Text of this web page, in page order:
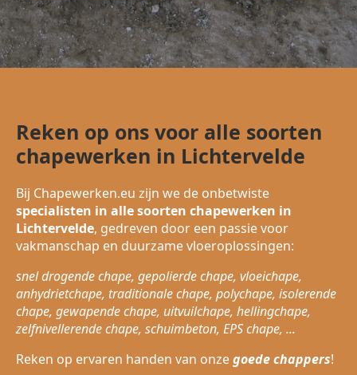
Reken op ons voor alle soorten
chapewerken in Lichtervelde
Bij Chapewerken.eu zijn we de onbetwiste
specialisten in alle soorten chapewerken in
Lichtervelde, gedreven door een passie voor
vakmanschap en duurzame vloeroplossingen:
snel drogende chape, gepolierde chape, vloeichape,
anhydrietchape, traditionale chape, polychape, isolerende
chape, gewapende chape, uitvuilchape, hellingchape,
zelfnivellerende chape, schuimbeton, EPS chape, ...
Reken op ervaren handen van onzegoede chappers!